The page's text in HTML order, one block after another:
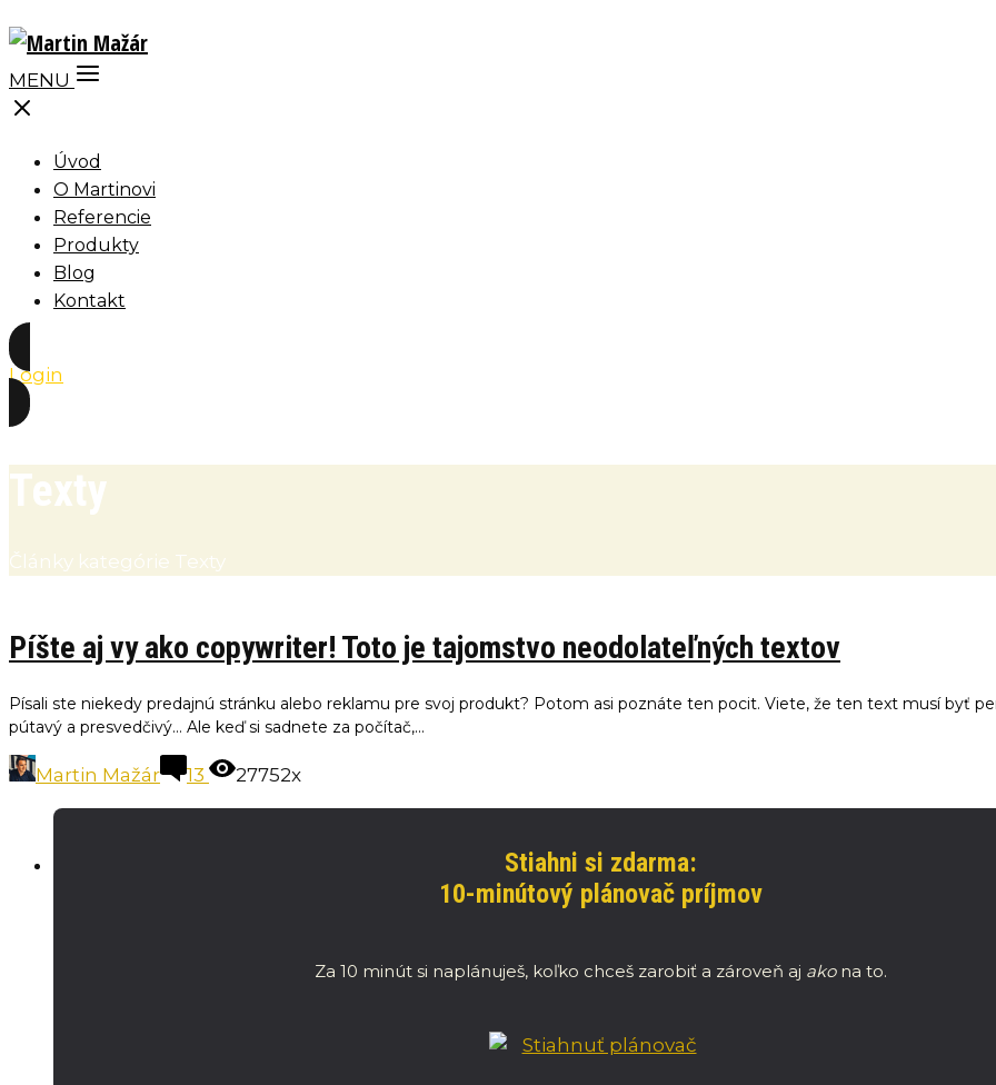
MENU
Úvod
O Martinovi
Referencie
Produkty
Blog
Kontakt
Login
Texty
Články kategórie Texty
Píšte aj vy ako copywriter! Toto je tajomstvo neodolateľných textov
Písali ste niekedy predajnú stránku alebo reklamu pre svoj produkt? Potom asi poznáte ten pocit. Viete, že ten text musí byť
pútavý a presvedčivý… Ale keď si sadnete za počítač,...
Martin Mažár 13 27752x
Stiahni si zdarma:
10-minútový plánovač príjmov
Za 10 minút si naplánuješ, koľko chceš zarobiť a zároveň aj ako na to.